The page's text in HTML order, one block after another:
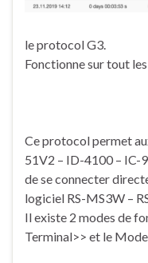
le protocol G3.
Fonctionne sur tout
Ce protocol permet
51V2 – ID-4100 – IC-
de se connecter
logiciel RS-MS3W –
Il existe 2 modes de
Terminal>> et le